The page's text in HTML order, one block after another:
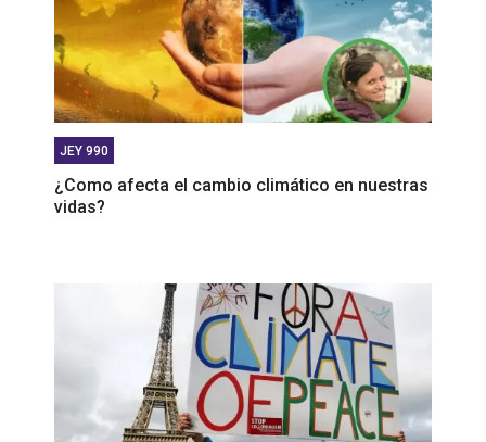
JEY 990
¿Como afecta el cambio climático en nuestras
vidas?